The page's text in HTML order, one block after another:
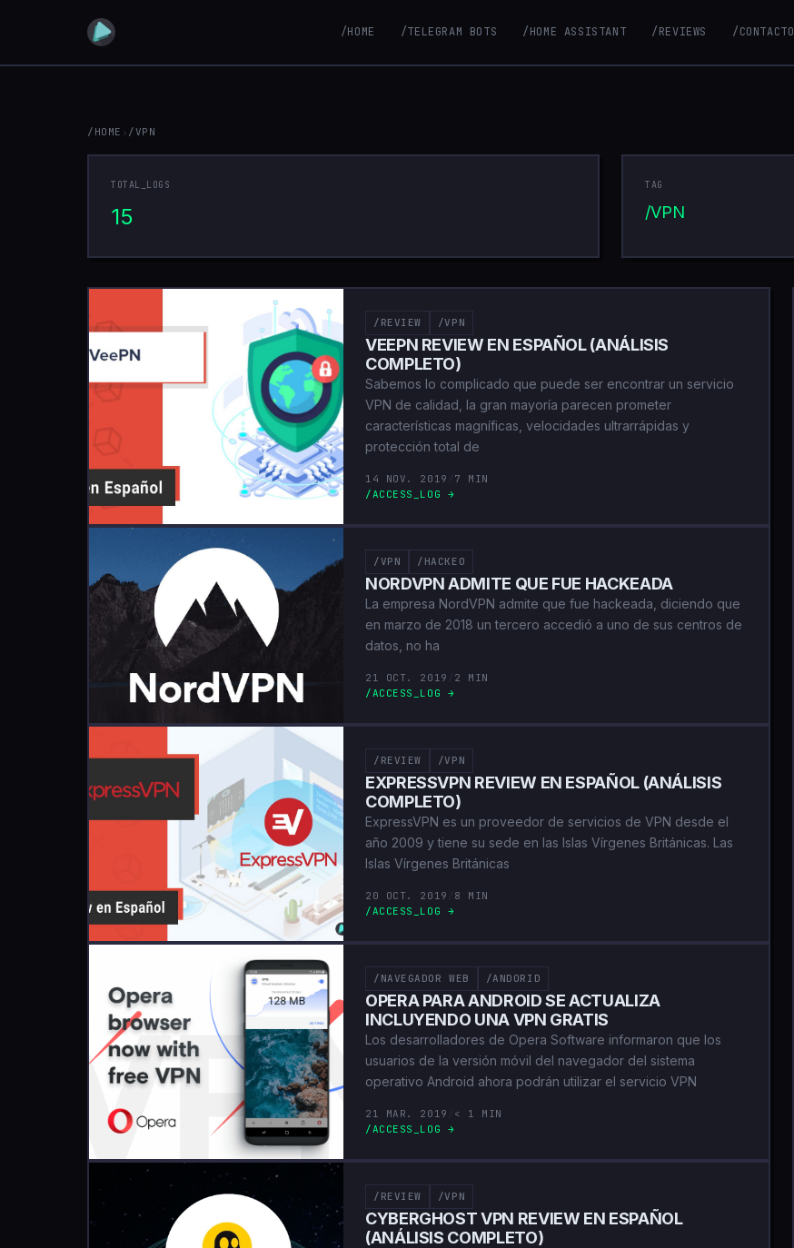
/HOME /TELEGRAM BOTS /HOME ASSISTANT /REVIEWS /CONTACTO
/HOME › /VPN
VPN
TOTAL_LOGS
15
TAG
/VPN
/REVIEW /VPN
VEEPN REVIEW EN ESPAÑOL (ANÁLISIS
COMPLETO)
Sabemos lo complicado que puede ser encontrar un servicio
VPN de calidad, la gran mayoría parecen prometer
características magníficas, velocidades ultrarrápidas y
protección total de
14 NOV. 2019
7 MIN
/ACCESS_LOG →
/VPN /HACKEO
NORDVPN ADMITE QUE FUE HACKEADA
La empresa NordVPN admite que fue hackeada, diciendo que
en marzo de 2018 un tercero accedió a uno de sus centros de
datos, no ha
21 OCT. 2019
2 MIN
/ACCESS_LOG →
/REVIEW /VPN
EXPRESSVPN REVIEW EN ESPAÑOL (ANÁLISIS
COMPLETO)
ExpressVPN es un proveedor de servicios de VPN desde el
año 2009 y tiene su sede en las Islas Vírgenes Británicas. Las
Islas Vírgenes Británicas
20 OCT. 2019
8 MIN
/ACCESS_LOG →
/NAVEGADOR WEB /ANDORID
OPERA PARA ANDROID SE ACTUALIZA
INCLUYENDO UNA VPN GRATIS
Los desarrolladores de Opera Software informaron que los
usuarios de la versión móvil del navegador del sistema
operativo Android ahora podrán utilizar el servicio VPN
21 MAR. 2019
< 1 MIN
/ACCESS_LOG →
/REVIEW /VPN
CYBERGHOST VPN REVIEW EN ESPAÑOL
(ANÁLISIS COMPLETO)